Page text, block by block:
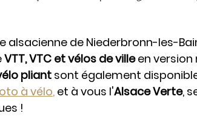
de Niederbronn-les-
VTT, VTC et vélos de ville en version
pliant sont également
à vélo, et à vous l'Alsace Verte,
!